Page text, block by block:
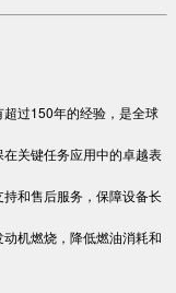
超过150年的经验，是全球
在关键任务应用中的卓越表
和售后服务，保障设备长
机燃烧，降低燃油消耗和